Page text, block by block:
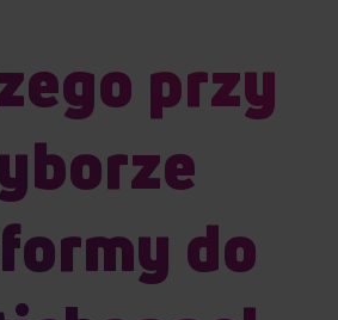
przy
do